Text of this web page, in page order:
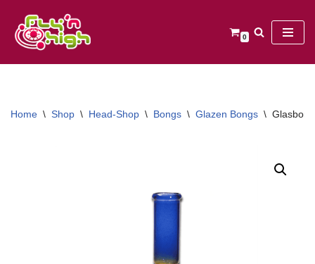
Ga
0
Home \ Shop \ Head-Shop \ Bongs \ Glazen Bongs \